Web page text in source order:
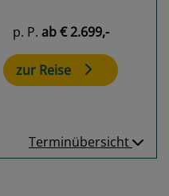
p. P. ab€ 2.699,-
zur Reise
Terminübersicht